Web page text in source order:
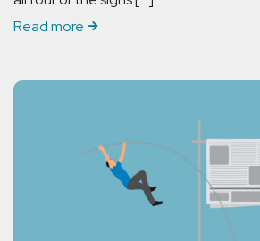
Read more